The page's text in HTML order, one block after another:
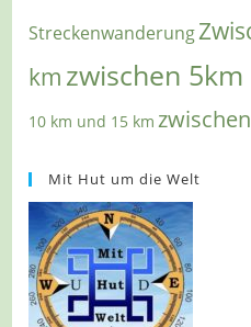
Streckenwanderung
km zwischen
10 km und 15 km
Mit Hut um die Welt